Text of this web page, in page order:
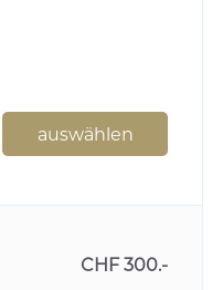
auswählen
CHF 300.-